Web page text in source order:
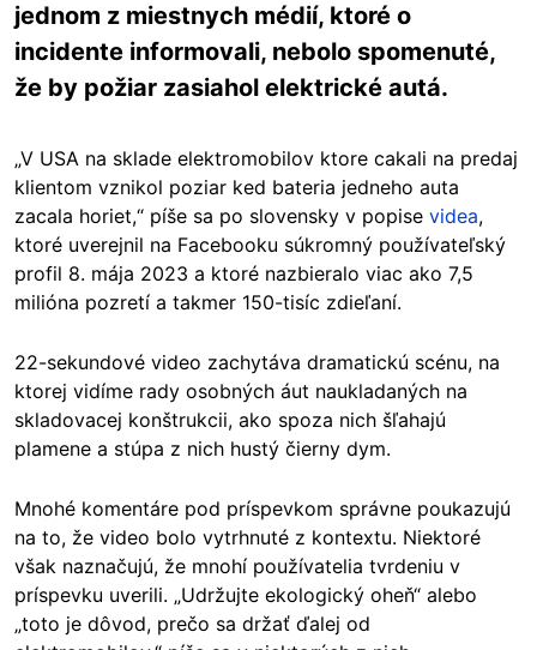
jednom z miestnych médií, ktoré o
incidente informovali, nebolo spomenuté,
že by požiar zasiahol elektrické autá.
„V USA na sklade elektromobilov ktore cakali na predaj
klientom vznikol poziar ked bateria jedneho auta
zacala horiet,“ píše sa po slovensky v popise videa,
ktoré uverejnil na Facebooku súkromný používateľský
profil 8. mája 2023 a ktoré nazbieralo viac ako 7,5
milióna pozretí a takmer 150-tisíc zdieľaní.
22-sekundové video zachytáva dramatickú scénu, na
ktorej vidíme rady osobných áut naukladaných na
skladovacej konštrukcii, ako spoza nich šľahajú
plamene a stúpa z nich hustý čierny dym.
Mnohé komentáre pod príspevkom správne poukazujú
na to, že video bolo vytrhnuté z kontextu. Niektoré
však naznačujú, že mnohí používatelia tvrdeniu v
príspevku uverili. „Udržujte ekologický oheň“ alebo
„toto je dôvod, prečo sa držať ďalej od